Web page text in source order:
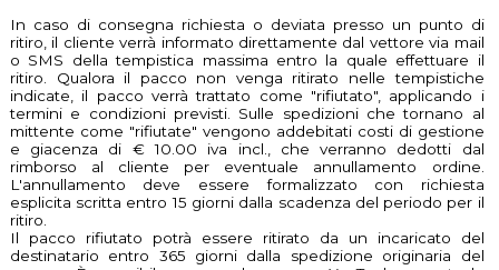
In caso di consegna richiesta o deviata presso un punto di
ritiro, il cliente verrà informato direttamente dal vettore via mail
o SMS della tempistica massima entro la quale effettuare il
ritiro. Qualora il pacco non venga ritirato nelle tempistiche
indicate, il pacco verrà trattato come "rifiutato", applicando i
termini e condizioni previsti. Sulle spedizioni che tornano al
mittente come "rifiutate" vengono addebitati costi di gestione
e giacenza di € 10.00 iva incl., che verranno dedotti dal
rimborso al cliente per eventuale annullamento ordine.
L'annullamento deve essere formalizzato con richiesta
esplicita scritta entro 15 giorni dalla scadenza del periodo per il
ritiro.
Il pacco rifiutato potrà essere ritirato da un incaricato del
destinatario entro 365 giorni dalla spedizione originaria del